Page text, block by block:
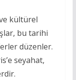
kültürel
bu tarihi
düzenler.
seyahat,